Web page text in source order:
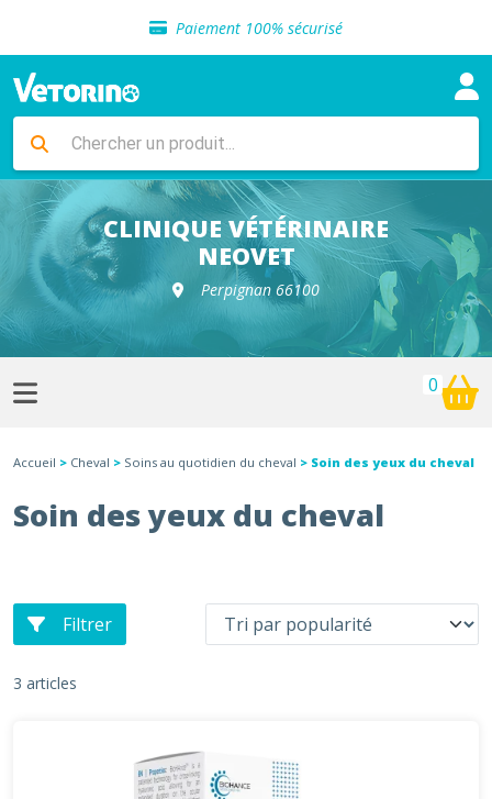
Paiement 100% sécurisé
Livraison gratuite en clinique vétérinaire
Sélection de croquettes vétérinaire
Livraison gratuite en clinique vétérinaire
Retour gratuit en clinique
Sélection de croquettes vétérinaire
CLINIQUE VÉTÉRINAIRE
NEOVET
Perpignan 66100
0
Accueil > Cheval > Soins au quotidien du cheval > Soin des yeux du cheval
Soin des yeux du cheval
Filtrer
3 articles